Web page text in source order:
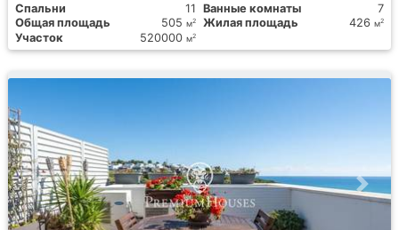
Спальни 11 Ванные комнаты
7
Общая площадь
505 м2 Жилая площадь 426 м2
Участок 520000 м2